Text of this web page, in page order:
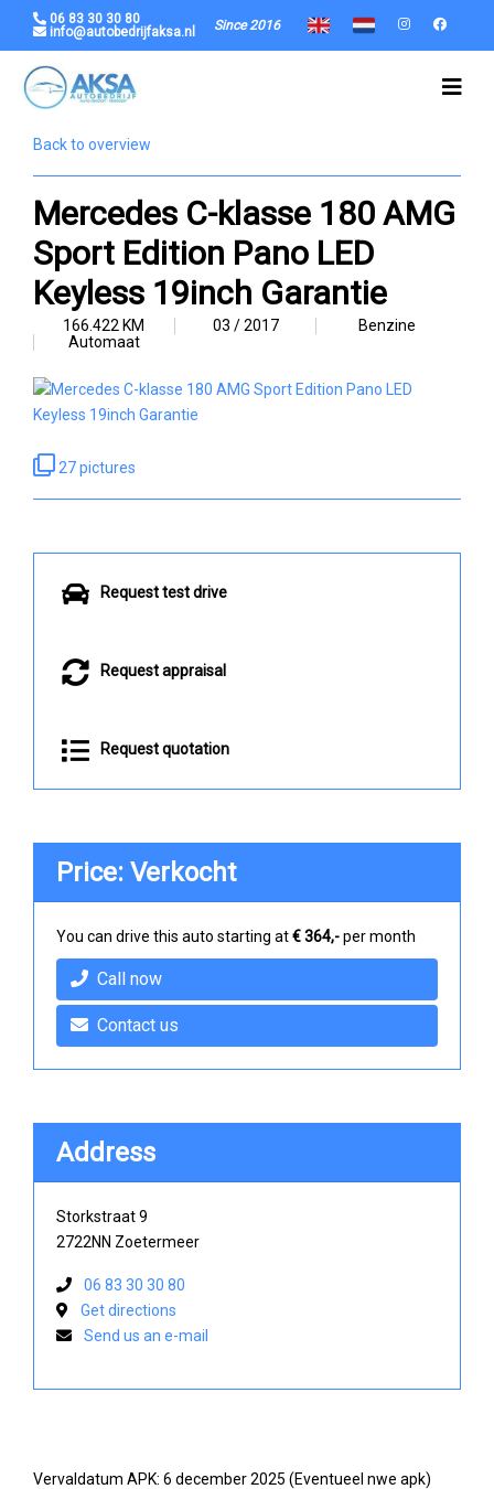
06 83 30 30 80
info@autobedrijfaksa.nl
Since 2016
Back to overview
Mercedes C-klasse 180 AMG
Sport Edition Pano LED
Keyless 19inch Garantie
166.422 KM 03 / 2017
Benzine
Automaat
27 pictures
Request test drive
Request appraisal
Request quotation
Vervaldatum APK: 6 december 2025 (Eventueel nwe apk)
Price: Verkocht
You can drive this auto starting at€ 364,-per month
Call now
Contact us
Address
Storkstraat 9
2722NN Zoetermeer
06 83 30 30 80
Get directions
Send us an e-mail